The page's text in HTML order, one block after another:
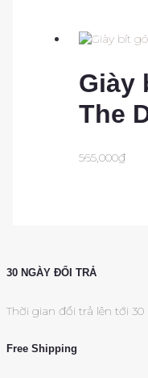
Giày
The
565,000₫
30 NGÀY ĐỔI TRẢ
Thời gian đổi trả lên tới 30
Free Shipping